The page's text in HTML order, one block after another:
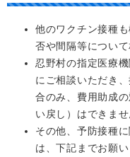
他のワクチン接種
否や間隔等について
忍野村の指定医療
にご相談いただき
合のみ、費用助成
い戻し）はできま
その他、予防接種
は、下記までお願い